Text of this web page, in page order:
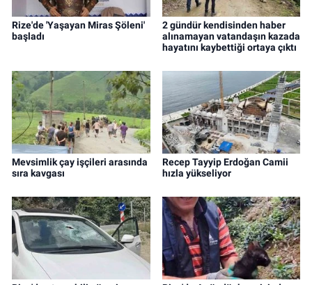
Rize'de 'Yaşayan Miras Şöleni'
başladı
2 gündür kendisinden haber
alınamayan vatandaşın kazada
hayatını kaybettiği ortaya çıktı
Mevsimlik çay işçileri arasında
sıra kavgası
Recep Tayyip Erdoğan Camii
hızla yükseliyor